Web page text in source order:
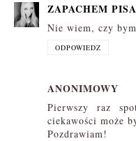
ZAPACHEM
Nie wiem, czy
ODPOWIEDZ
ANONIMOWY
Pierwszy raz
ciekawości może
Pozdrawiam!